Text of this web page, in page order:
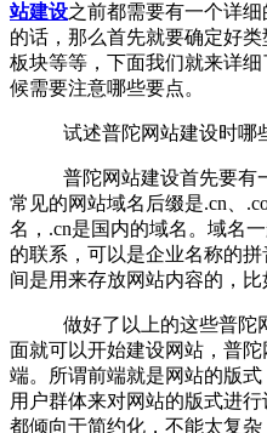
站建设之前都需要有一个详
的话，那么首先就要确定好
板块等等，下面我们就来详
候需要注意哪些要点。
试述普陀网站建设时哪些
普陀网站建设首先要有一
常见的网站域名后缀是.cn、
名，.cn是国内的域名。域名
的联系，可以是企业名称的
间是用来存放网站内容的，比
做好了以上的这些普陀网
面就可以开始建设网站，普
端。所谓前端就是网站的版
用户群体来对网站的版式进
都倾向于简约化，不能太复